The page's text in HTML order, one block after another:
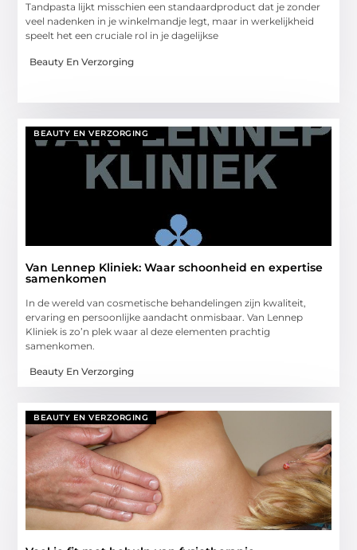
Tandpasta lijkt misschien een standaardproduct dat je zonder
veel nadenken in je winkelmandje legt, maar in werkelijkheid
speelt het een cruciale rol in je dagelijkse
Beauty En Verzorging
BEAUTY EN VERZORGING
Van Lennep Kliniek: Waar schoonheid en expertise
samenkomen
In de wereld van cosmetische behandelingen zijn kwaliteit,
ervaring en persoonlijke aandacht onmisbaar. Van Lennep
Kliniek is zo’n plek waar al deze elementen prachtig
samenkomen.
Beauty En Verzorging
BEAUTY EN VERZORGING